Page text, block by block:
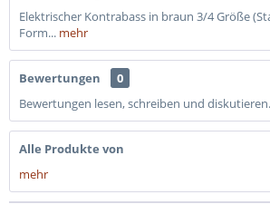
Elektrischer Kontrabass in braun 3/4 Größe
Form... mehr
Bewertungen
0
Bewertungen lesen, schreiben und
Alle Produkte von
mehr